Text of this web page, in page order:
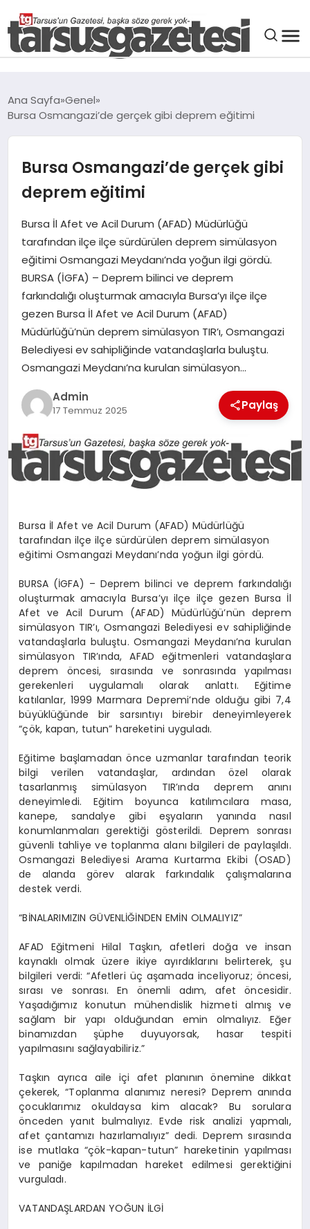
SPOR
ASAYIŞ
DÜNYA
SIYASET
EKONOMI
MERSIN
EĞITIM
İLETIŞIM
Ana Sayfa Genel
Bursa Osmangazi’de gerçek gibi deprem eğitimi
Bursa Osmangazi’de gerçek gibi
deprem eğitimi
Bursa İl Afet ve Acil Durum (AFAD) Müdürlüğü
tarafından ilçe ilçe sürdürülen deprem simülasyon
eğitimi Osmangazi Meydanı’nda yoğun ilgi gördü.
BURSA (İGFA) – Deprem bilinci ve deprem
farkındalığı oluşturmak amacıyla Bursa’yı ilçe ilçe
gezen Bursa İl Afet ve Acil Durum (AFAD)
Müdürlüğü’nün deprem simülasyon TIR’ı, Osmangazi
Belediyesi ev sahipliğinde vatandaşlarla buluştu.
Osmangazi Meydanı’na kurulan simülasyon…
Admin
17 Temmuz 2025 Paylaş
Bursa İl Afet ve Acil Durum (AFAD) Müdürlüğü
tarafından ilçe ilçe sürdürülen deprem simülasyon
eğitimi Osmangazi Meydanı’nda yoğun ilgi gördü.
BURSA (İGFA) – Deprem bilinci ve deprem farkındalığı
oluşturmak amacıyla Bursa’yı ilçe ilçe gezen Bursa İl
Afet ve Acil Durum (AFAD) Müdürlüğü’nün deprem
simülasyon TIR’ı, Osmangazi Belediyesi ev sahipliğinde
vatandaşlarla buluştu. Osmangazi Meydanı’na kurulan
simülasyon TIR’ında, AFAD eğitmenleri vatandaşlara
deprem öncesi, sırasında ve sonrasında yapılması
gerekenleri uygulamalı olarak anlattı. Eğitime
katılanlar, 1999 Marmara Depremi’nde olduğu gibi 7,4
büyüklüğünde bir sarsıntıyı birebir deneyimleyerek
“çök, kapan, tutun” hareketini uyguladı.
Eğitime başlamadan önce uzmanlar tarafından teorik
bilgi verilen vatandaşlar, ardından özel olarak
tasarlanmış simülasyon TIR’ında deprem anını
deneyimledi. Eğitim boyunca katılımcılara masa,
kanepe, sandalye gibi eşyaların yanında nasıl
konumlanmaları gerektiği gösterildi. Deprem sonrası
güvenli tahliye ve toplanma alanı bilgileri de paylaşıldı.
Osmangazi Belediyesi Arama Kurtarma Ekibi (OSAD)
de alanda görev alarak farkındalık çalışmalarına
destek verdi.
“BİNALARIMIZIN GÜVENLİĞİNDEN EMİN OLMALIYIZ”
AFAD Eğitmeni Hilal Taşkın, afetleri doğa ve insan
kaynaklı olmak üzere ikiye ayırdıklarını belirterek, şu
bilgileri verdi: “Afetleri üç aşamada inceliyoruz; öncesi,
sırası ve sonrası. En önemli adım, afet öncesidir.
Yaşadığımız konutun mühendislik hizmeti almış ve
sağlam bir yapı olduğundan emin olmalıyız. Eğer
binamızdan şüphe duyuyorsak, hasar tespiti
yapılmasını sağlayabiliriz.”
Taşkın ayrıca aile içi afet planının önemine dikkat
çekerek, “Toplanma alanımız neresi? Deprem anında
çocuklarımız okuldaysa kim alacak? Bu sorulara
önceden yanıt bulmalıyız. Evde risk analizi yapmalı,
afet çantamızı hazırlamalıyız” dedi. Deprem sırasında
ise mutlaka “çök-kapan-tutun” hareketinin yapılması
ve paniğe kapılmadan hareket edilmesi gerektiğini
vurguladı.
VATANDAŞLARDAN YOĞUN İLGİ